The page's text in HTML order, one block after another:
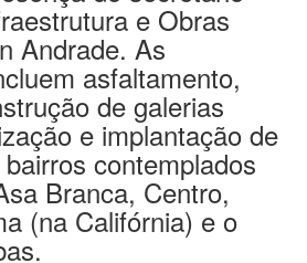
e Obras
Andrade. As
asfaltamento,
de galerias
e implantação de
contemplados
Branca, Centro,
(na Califórnia) e o